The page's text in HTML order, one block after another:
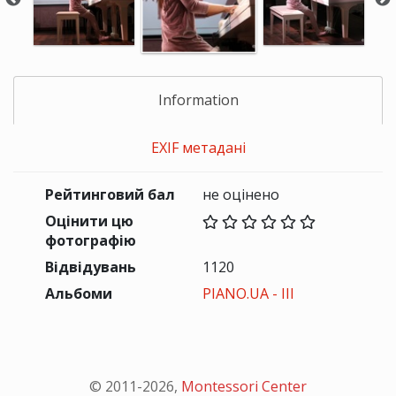
Information
EXIF метадані
Рейтинговий бал
не оцінено
Оцінити цю
фотографію
Відвідувань
1120
Альбоми
PIANO.UA - III
© 2011-2026, Montessori Center